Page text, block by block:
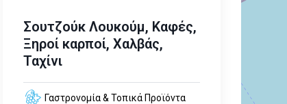
Σουτζούκ Λουκούμ, Καφές,
Ξηροί καρποί, Χαλβάς,
Ταχίνι
Γαστρονομία & Τοπικά Προϊόντα